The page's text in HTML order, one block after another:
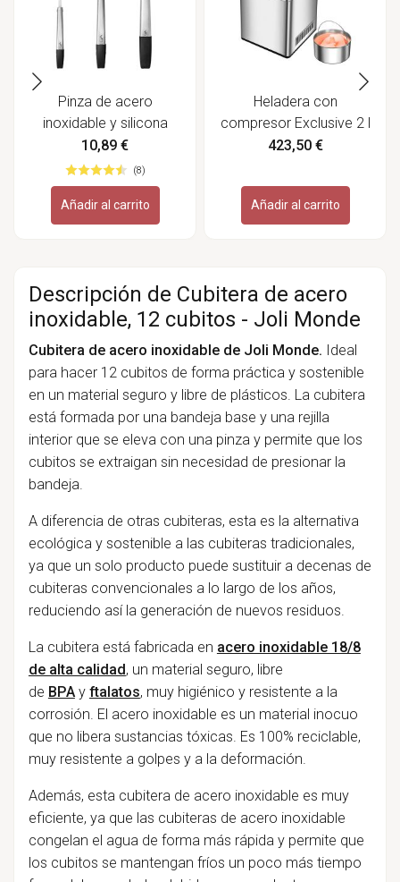
Pinza de acero
inoxidable y silicona
Tango - Lurch
10,89 €
(8)
Añadir al carrito
Heladera con
compresor Exclusive 2 l
- Unold
423,50 €
Añadir al carrito
Descripción de Cubitera de acero
inoxidable, 12 cubitos - Joli Monde
Cubitera de acero inoxidable de Joli Monde. Ideal
para hacer 12 cubitos de forma práctica y sostenible
en un material seguro y libre de plásticos. La cubitera
está formada por una bandeja base y una rejilla
interior que se eleva con una pinza y permite que los
cubitos se extraigan sin necesidad de presionar la
bandeja.
A diferencia de otras cubiteras, esta es la alternativa
ecológica y sostenible a las cubiteras tradicionales,
ya que un solo producto puede sustituir a decenas de
cubiteras convencionales a lo largo de los años,
reduciendo así la generación de nuevos residuos.
La cubitera está fabricada en acero inoxidable 18/8
de alta calidad, un material seguro, libre
de BPA y ftalatos, muy higiénico y resistente a la
corrosión. El acero inoxidable es un material inocuo
que no libera sustancias tóxicas. Es 100% reciclable,
muy resistente a golpes y a la deformación.
Además, esta cubitera de acero inoxidable es muy
eficiente, ya que las cubiteras de acero inoxidable
congelan el agua de forma más rápida y permite que
los cubitos se mantengan fríos un poco más tiempo